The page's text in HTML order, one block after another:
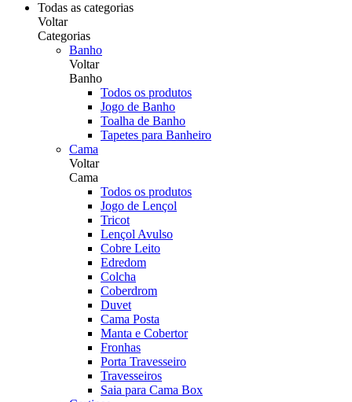
Todas as categorias
Voltar
Categorias
Banho
Voltar
Banho
Todos os produtos
Jogo de Banho
Toalha de Banho
Tapetes para Banheiro
Cama
Voltar
Cama
Todos os produtos
Jogo de Lençol
Tricot
Lençol Avulso
Cobre Leito
Edredom
Colcha
Coberdrom
Duvet
Cama Posta
Manta e Cobertor
Fronhas
Porta Travesseiro
Travesseiros
Saia para Cama Box